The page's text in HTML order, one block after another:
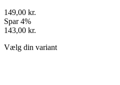
149,00 kr.
Spar 4%
143,00 kr.
Vælg din variant